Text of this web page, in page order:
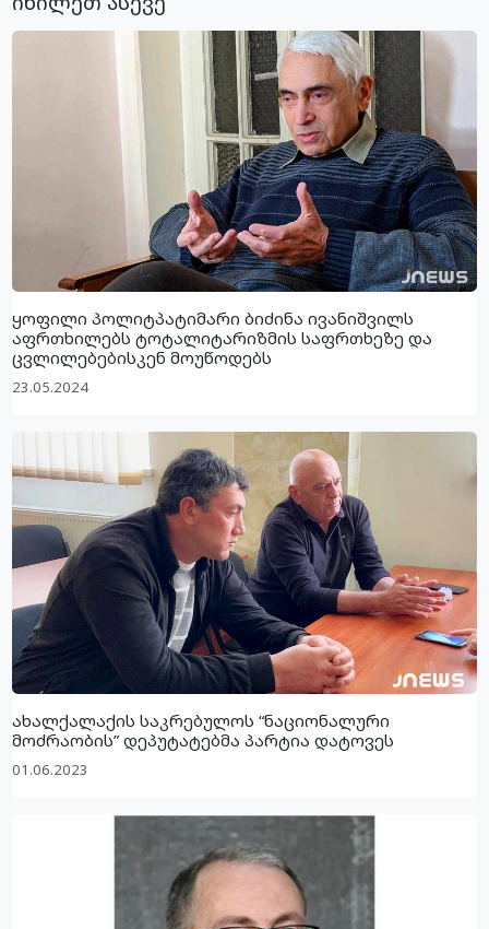
ყოფილი პოლიტპატიმარი ბიძინა ივანიშვილს
აფრთხილებს ტოტალიტარიზმის საფრთხეზე და
ცვლილებებისკენ მოუწოდებს
23.05.2024
ახალქალაქის საკრებულოს “ნაციონალური
მოძრაობის” დეპუტატებმა პარტია დატოვეს
01.06.2023